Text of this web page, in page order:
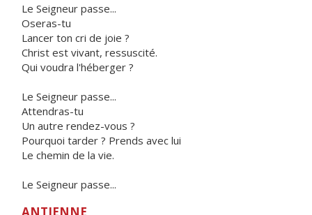
Le Seigneur passe...
Oseras-tu
Lancer ton cri de joie ?
Christ est vivant, ressuscité.
Qui voudra l'héberger ?
Le Seigneur passe...
Attendras-tu
Un autre rendez-vous ?
Pourquoi tarder ? Prends avec lui
Le chemin de la vie.
Le Seigneur passe...